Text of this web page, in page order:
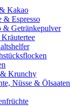
Kakao
& Espresso
& Getränkepulver
Krunchy
Nüsse & Ölsaaten